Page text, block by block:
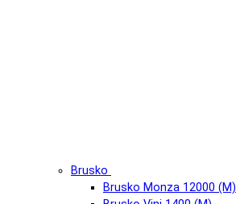
Brusko
Brusko Monza 12000 (М)